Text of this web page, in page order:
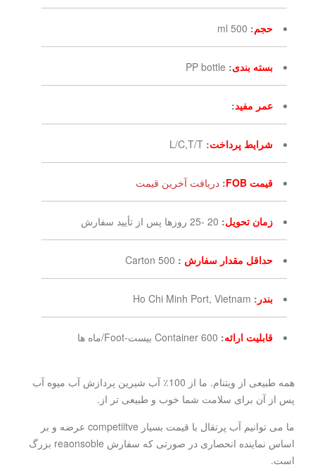
حجم:
500 ml
بسته بندی:
PP bottle
عمر مفید:
شرایط پرداخت:
L/C,T/T
قیمت FOB : دریافت آخرین قیمت
زمان تحویل: 20 -25 روزها پس از تأیید سفارش
حداقل مقدار سفارش :
500 Carton
بندر :
Ho Chi Minh Port, Vietnam
قابلیت ارائه: 600 Container بیست-Foot/ماه ها
همه طبیعی از ویتنام. ما از 100٪ آب شیرین پردازش آب میوه آب
پس از آن برای سلامت شما خوب و طبیعی تر از.
ما می توانیم آب پرتقال با قیمت بسیار competiitve عرضه و بر
اساس نماینده انحصاری در صورتی که سفارش reaonsoble بزرگ
است.